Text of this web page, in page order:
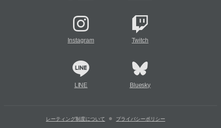
Instagram Twitch
LINE Bluesky
レーティング制度について プライバシーポリシー